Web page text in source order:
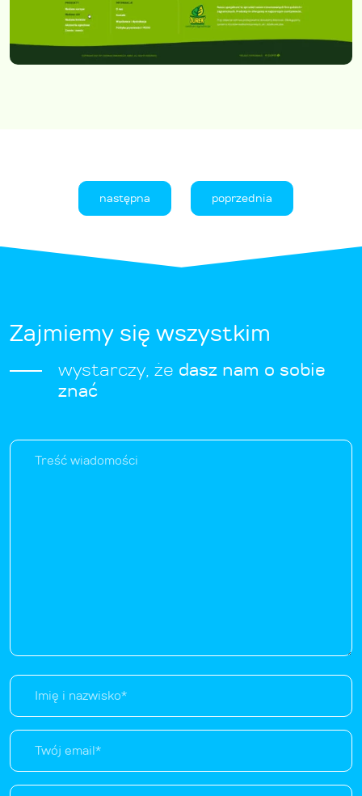
następna poprzednia
Zajmiemy się wszystkim
wystarczy, że dasz nam o sobie
znać